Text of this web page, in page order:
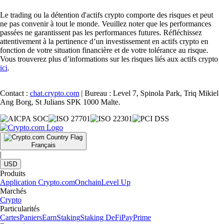
Le trading ou la détention d'actifs crypto comporte des risques et peut
ne pas convenir à tout le monde. Veuillez noter que les performances
passées ne garantissent pas les performances futures. Réfléchissez
attentivement à la pertinence d’un investissement en actifs crypto en
fonction de votre situation financière et de votre tolérance au risque.
Vous trouverez plus d’informations sur les risques liés aux actifs crypto
ici.
Contact : chat.crypto.com | Bureau : Level 7, Spinola Park, Triq Mikiel
Ang Borg, St Julians SPK 1000 Malte.
Français
|
USD
Produits
Application Crypto.comOnchainLevel Up
Marchés
Crypto
Particularités
CartesPaniersEarnStakingStaking DeFiPayPrime